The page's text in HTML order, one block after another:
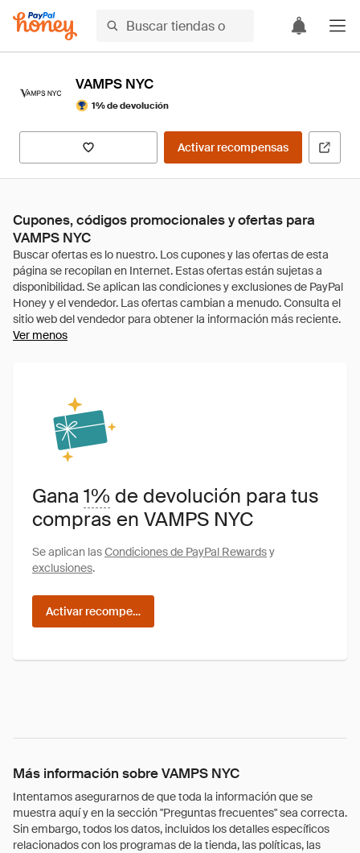
VAMPS NYC
1% de devolución
Activar recompensas
Cupones, códigos promocionales y ofertas para
VAMPS NYC
Ver menos
Gana1% de devolución para tus
compras en VAMPS NYC
Se aplican lasCondiciones de PayPal Rewardsy
exclusiones.
Activar recompensas
Más información sobre VAMPS NYC
Intentamos asegurarnos de que toda la información que se
muestra aquí y en la sección "Preguntas frecuentes" sea correcta.
Sin embargo, todos los datos, incluidos los detalles específicos
relacionados con los programas de la tienda, las políticas, las